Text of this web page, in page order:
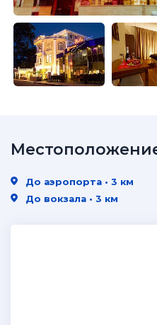
До аэропорта • 3 км
До вокзала • 3 км